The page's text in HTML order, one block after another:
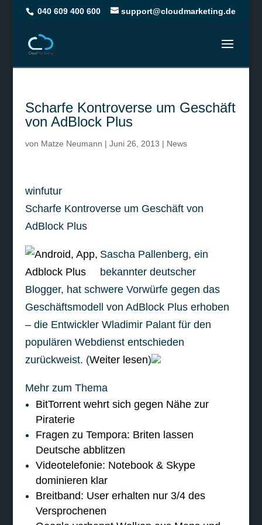
040 609 400 600 support@cloudmarketing.de
Scharfe Kontroverse um Geschäft
von AdBlock Plus
von Matze Neumann | Juni 26, 2013 | News
winfutur
Scharfe Kontroverse um Geschäft von
AdBlock Plus
Sascha Pallenberg, ein
bekannter deutscher
Blogger, hat schwere Vorwürfe gegen das
Geschäftsmodell von AdBlock Plus erhoben
– die Entwickler Wladimir Palant für den
populären Webdienst entschieden
zurückweist. (Weiter lesen)
Mehr zum Thema
BitTorrent wehrt sich gegen Nähe zur
Piraterie
Fragen zu Tempora: Briten lassen
Deutsche abblitzen
Videotelefonie: Notebook & Skype
dominieren klar
Breitband: User erhalten nur 3/4 des
Versprochenen